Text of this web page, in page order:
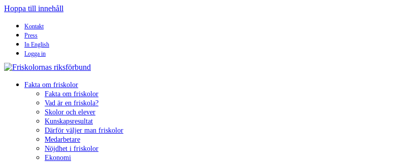
Hoppa till innehåll
Kontakt
Press
In English
Logga in
Fakta om friskolor
Fakta om friskolor
Vad är en friskola?
Skolor och elever
Kunskapsresultat
Därför väljer man friskolor
Medarbetare
Nöjdhet i friskolor
Ekonomi